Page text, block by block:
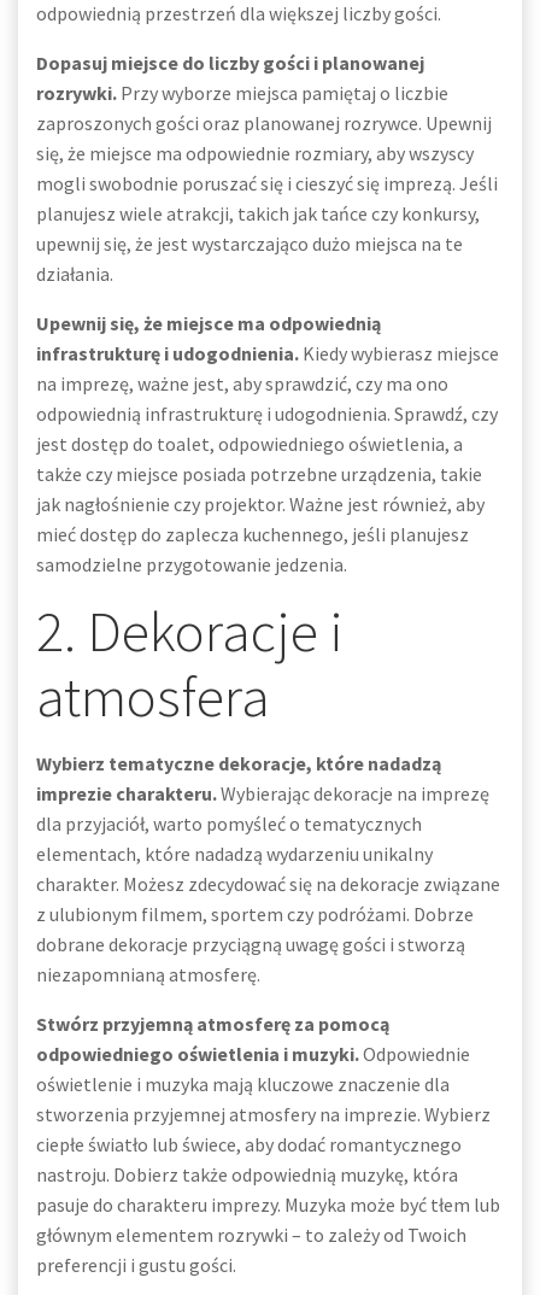
odpowiednią przestrzeń dla większej liczby gości.
Dopasuj miejsce do liczby gości i planowanej
rozrywki. Przy wyborze miejsca pamiętaj o liczbie
zaproszonych gości oraz planowanej rozrywce. Upewnij
się, że miejsce ma odpowiednie rozmiary, aby wszyscy
mogli swobodnie poruszać się i cieszyć się imprezą. Jeśli
planujesz wiele atrakcji, takich jak tańce czy konkursy,
upewnij się, że jest wystarczająco dużo miejsca na te
działania.
Upewnij się, że miejsce ma odpowiednią
infrastrukturę i udogodnienia. Kiedy wybierasz miejsce
na imprezę, ważne jest, aby sprawdzić, czy ma ono
odpowiednią infrastrukturę i udogodnienia. Sprawdź, czy
jest dostęp do toalet, odpowiedniego oświetlenia, a
także czy miejsce posiada potrzebne urządzenia, takie
jak nagłośnienie czy projektor. Ważne jest również, aby
mieć dostęp do zaplecza kuchennego, jeśli planujesz
samodzielne przygotowanie jedzenia.
2. Dekoracje i
atmosfera
Wybierz tematyczne dekoracje, które nadadzą
imprezie charakteru.Wybierając dekoracje na imprezę
dla przyjaciół, warto pomyśleć o tematycznych
elementach, które nadadzą wydarzeniu unikalny
charakter. Możesz zdecydować się na dekoracje związane
z ulubionym filmem, sportem czy podróżami. Dobrze
dobrane dekoracje przyciągną uwagę gości i stworzą
niezapomnianą atmosferę.
Stwórz przyjemną atmosferę za pomocą
odpowiedniego oświetlenia i muzyki.Odpowiednie
oświetlenie i muzyka mają kluczowe znaczenie dla
stworzenia przyjemnej atmosfery na imprezie. Wybierz
ciepłe światło lub świece, aby dodać romantycznego
nastroju. Dobierz także odpowiednią muzykę, która
pasuje do charakteru imprezy. Muzyka może być tłem lub
głównym elementem rozrywki – to zależy od Twoich
preferencji i gustu gości.